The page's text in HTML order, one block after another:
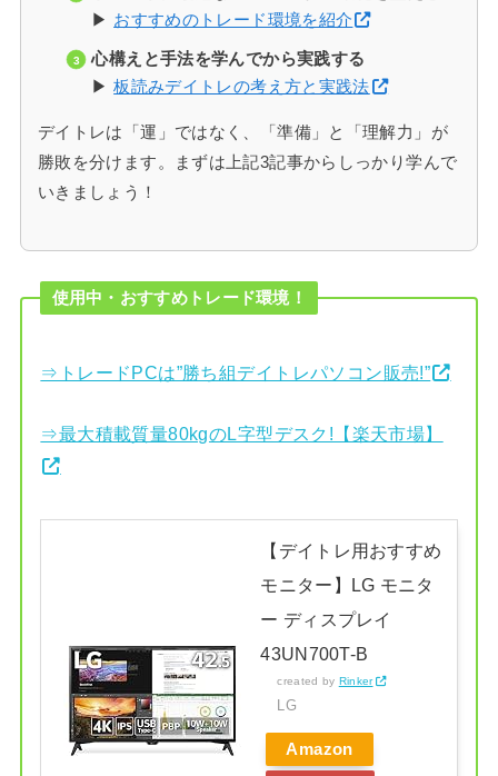
▶ おすすめのトレード環境を紹介
心構えと手法を学んでから実践する
▶板読みデイトレの考え方と実践法
デイトレは「運」ではなく、「準備」と「理解力」が
勝敗を分けます。まずは上記3記事からしっかり学んで
いきましょう！
使用中・おすすめトレード環境！
⇒トレードPCは”勝ち組デイトレパソコン販売!”
⇒最大積載質量80kgのL字型デスク!【楽天市場】
【デイトレ用おすすめ
モニター】LG モニタ
ー ディスプレイ
43UN700T-B
created by Rinker
LG
Amazon